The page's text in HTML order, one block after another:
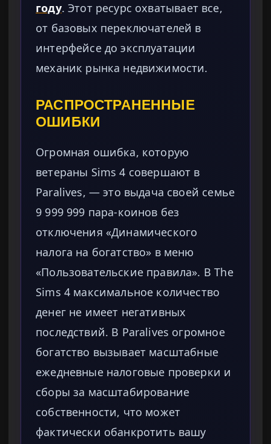
году. Этот ресурс охватывает все,
от базовых переключателей в
интерфейсе до эксплуатации
механик рынка недвижимости.
РАСПРОСТРАНЕННЫЕ
ОШИБКИ
Огромная ошибка, которую
ветераны Sims 4 совершают в
Paralives, — это выдача своей семье
9 999 999 пара-коинов без
отключения «Динамического
налога на богатство» в меню
«Пользовательские правила». В The
Sims 4 максимальное количество
денег не имеет негативных
последствий. В Paralives огромное
богатство вызывает масштабные
ежедневные налоговые проверки и
сборы за масштабирование
собственности, что может
фактически обанкротить вашу